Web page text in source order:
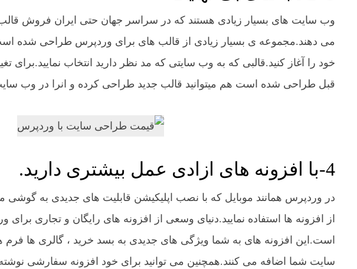
وب سایت های بسیار زیادی هستند که در سراسر جهان حتی ایران فروش
می دهند.مجموعه ی بسیار زیادی از قالب های برای وردپرس طراحی شده است
خود را آغاز کنید.قالبی که به وب سایتی که مد نظر دارید انتخاب نمایید.برای
قبل طراحی شده است هم میتوانید قالب جدید طراحی کرده و انرا در وب سایت
4-با افزونه های ازادی عمل بیشتری دارید.
در وردپرس همانند موبایل که با نصب اپلیکیشن قابلیت های جدیدی به گوشی
از افزونه ها استفاده نمایید.دنیای وسعی از افزونه های رایگان و تجاری
است.این افزونه های به شما ویژگی های جدیدی به بسد خرید ، گالری ها فرم
سایت شما اضافه می کنند.همچنین می توانید برای خود افزونه سفارشی نوشته و